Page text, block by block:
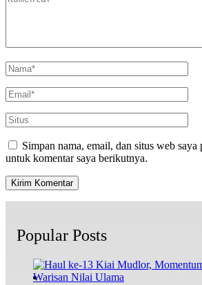
Simpan nama, email, dan situs web saya
untuk komentar saya berikutnya.
Popular Posts